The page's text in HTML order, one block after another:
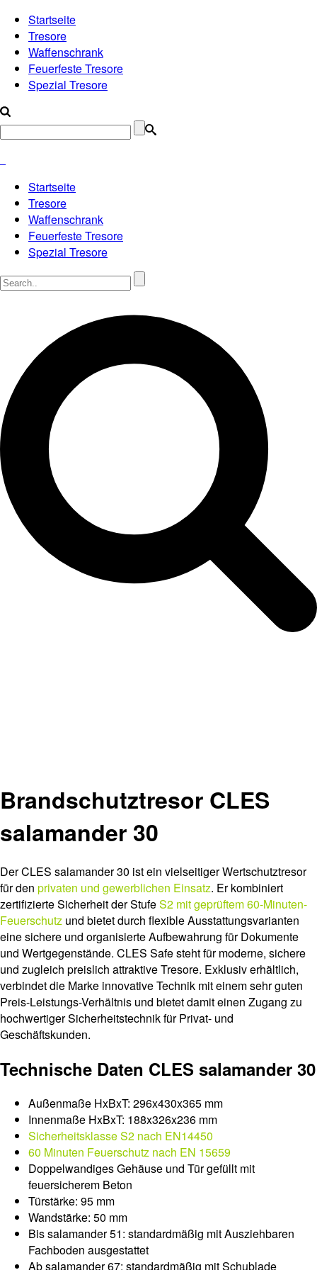
Startseite
Tresore
Waffenschrank
Feuerfeste Tresore
Spezial Tresore
Startseite
Tresore
Waffenschrank
Feuerfeste Tresore
Spezial Tresore
Brandschutztresor CLES
salamander 30
Der CLES salamander 30 ist ein vielseitiger Wertschutztresor
für den privaten und gewerblichen Einsatz. Er kombiniert
zertifizierte Sicherheit der StufeS2 mit geprüftem 60-Minuten-
Feuerschutz und bietet durch flexible Ausstattungsvarianten
eine sichere und organisierte Aufbewahrung für Dokumente
und Wertgegenstände. CLES Safe steht für moderne, sichere
und zugleich preislich attraktive Tresore. Exklusiv erhältlich,
verbindet die Marke innovative Technik mit einem sehr guten
Preis-Leistungs-Verhältnis und bietet damit einen Zugang zu
hochwertiger Sicherheitstechnik für Privat- und
Geschäftskunden.
Technische Daten CLES salamander 30
Außenmaße HxBxT: 296x430x365 mm
Innenmaße HxBxT: 188x326x236 mm
Sicherheitsklasse S2 nach EN14450
60 Minuten Feuerschutz nach EN 15659
Doppelwandiges Gehäuse und Tür gefüllt mit
feuersicherem Beton
Türstärke: 95 mm
Wandstärke: 50 mm
Bis salamander 51: standardmäßig mit Ausziehbaren
Fachboden ausgestattet
Ab salamander 67: standardmäßig mit Schublade